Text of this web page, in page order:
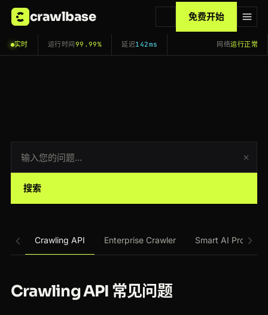
crawlbase 免费开始
实时 运行时间 99.99% 延迟142ms 网络运行正常
搜索
Crawling API Enterprise Crawler Smart AI Proxy
Crawling API 常见问题